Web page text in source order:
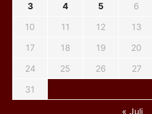
3
4 5 6
10
11 12 13
17
18 19 20
24
25 26 27
31
« Juli